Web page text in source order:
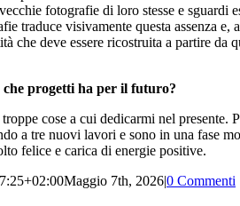
fotografie di loro stesse e sguardi
traduce visivamente questa assenza e,
che deve essere ricostruita a partire da
progetti ha per il futuro?
cose a cui dedicarmi nel presente.
a tre nuovi lavori e sono in una fase
felice e carica di energie positive.
Maggio 7th, 2026|0 Commenti